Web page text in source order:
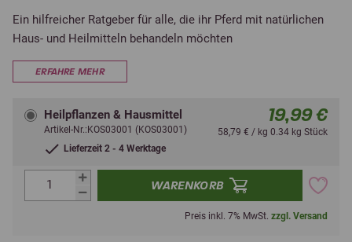
Ein hilfreicher Ratgeber für alle, die ihr Pferd mit natürlichen
Haus- und Heilmitteln behandeln möchten
ERFAHRE MEHR
Heilpflanzen & Hausmittel
Artikel-Nr.:KOS03001 (KOS03001)
Lieferzeit 2 - 4 Werktage
19,99 €
58,79 € / kg 0.34 kg Stück
WARENKORB
Preis inkl. 7% MwSt. zzgl. Versand